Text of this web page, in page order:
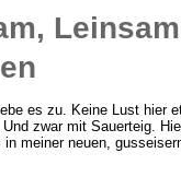
es zu. Keine Lust hier
zwar mit Sauerteig.
in meiner neuen,